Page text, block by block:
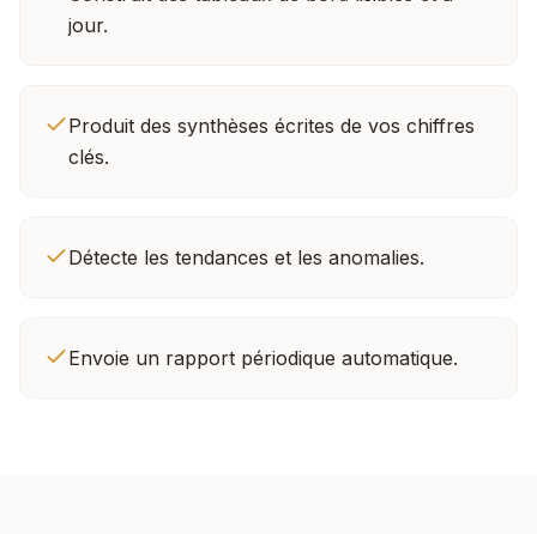
jour.
Produit des synthèses écrites de vos chiffres
clés.
Détecte les tendances et les anomalies.
Envoie un rapport périodique automatique.